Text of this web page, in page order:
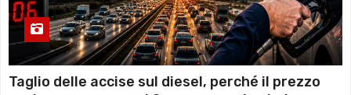
Taglio delle accise sul diesel, perché il prezzo